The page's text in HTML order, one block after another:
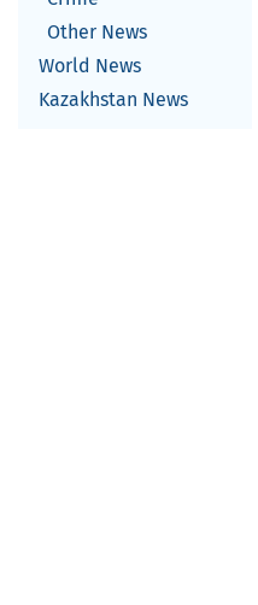
Other News
World News
Kazakhstan News